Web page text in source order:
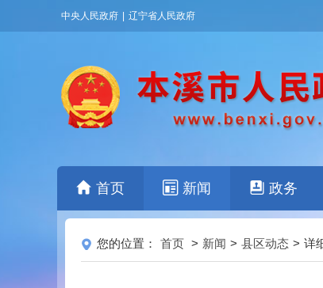
中央人民政府 辽宁省人民政府
首页 新闻 政务
您的位置： 首页 > 新闻 > 县区动态 > 详